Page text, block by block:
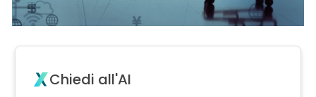
Chiedi all'AI